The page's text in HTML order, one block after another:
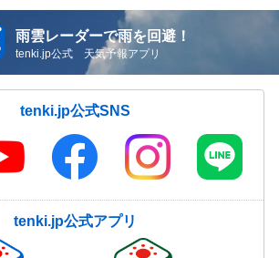
雨雲レーダーで雨を回避！
tenki.jp公式 天気予報アプリ
tenki.jp公式SNS
tenki.jp公式アプリ